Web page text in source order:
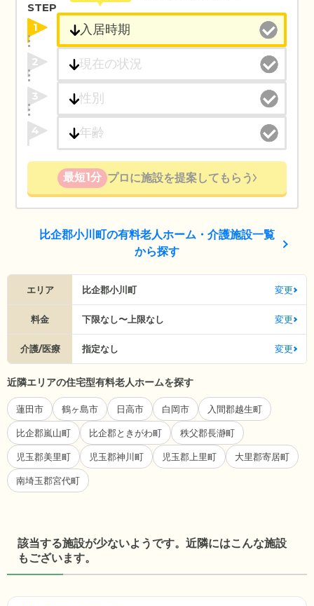
STEP
1
2
3
4
最短1分 プロに施設を提案してもらう
比企郡小川町の有料老人ホーム・介護施設一覧
から探す
エリア 比企郡小川町 変更
料金 下限なし〜上限なし 変更
介護/医療 指定なし 変更
近隣エリアの住宅型有料老人ホームを探す
蓮田市 鶴ヶ島市 日高市 白岡市 入間郡越生町
比企郡嵐山町 比企郡ときがわ町 秩父郡長瀞町
児玉郡美里町 児玉郡神川町 児玉郡上里町 大里郡寄居町
南埼玉郡宮代町
該当する施設が少ないようです。近隣にはこんな施設
もございます。